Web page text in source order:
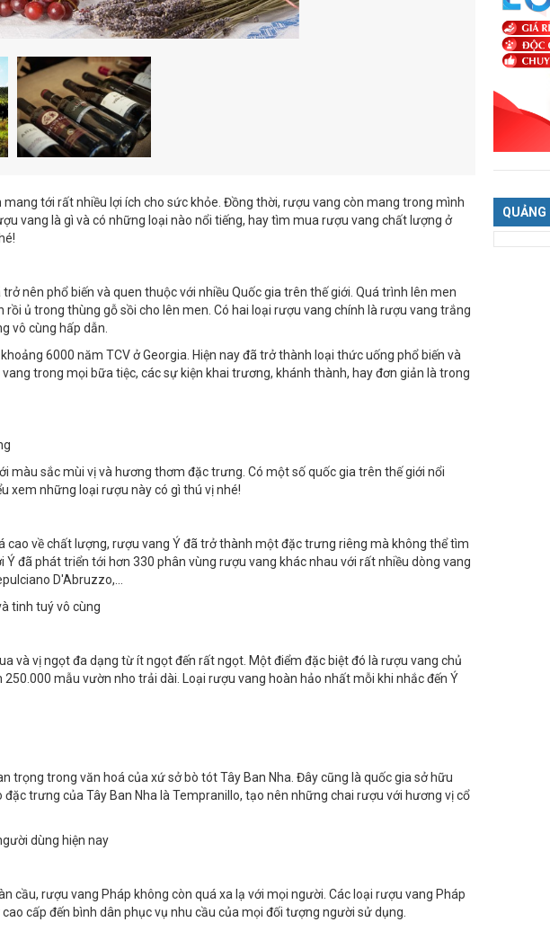
tới rất nhiều lợi ích cho sức khỏe. Đồng thời, rượu vang còn mang trong mình
vang là gì và có những loại nào nổi tiếng, hay tìm mua rượu vang chất lượng ở
nên phổ biến và quen thuộc với nhiều Quốc gia trên thế giới. Quá trình lên men
ủ trong thùng gỗ sồi cho lên men. Có hai loại rượu vang chính là rượu vang trắng
vô cùng hấp dẫn.
6000 năm TCV ở Georgia. Hiện nay đã trở thành loại thức uống phổ biến và
trong mọi bữa tiệc, các sự kiện khai trương, khánh thành, hay đơn giản là trong
màu sắc mùi vị và hương thơm đặc trưng. Có một số quốc gia trên thế giới nổi
xem những loại rượu này có gì thú vị nhé!
cao về chất lượng, rượu vang Ý đã trở thành một đặc trưng riêng mà không thể tìm
đã phát triển tới hơn 330 phân vùng rượu vang khác nhau với rất nhiều dòng vang
D'Abruzzo,...
tinh tuý vô cùng
và vị ngọt đa dạng từ ít ngọt đến rất ngọt. Một điểm đặc biệt đó là rượu vang chủ
mẫu vườn nho trải dài. Loại rượu vang hoàn hảo nhất mỗi khi nhắc đến Ý
trọng trong văn hoá của xứ sở bò tót Tây Ban Nha. Đây cũng là quốc gia sở hữu
trưng của Tây Ban Nha là Tempranillo, tạo nên những chai rượu với hương vị cổ
dùng hiện nay
cầu, rượu vang Pháp không còn quá xa lạ với mọi người. Các loại rượu vang Pháp
cấp đến bình dân phục vụ nhu cầu của mọi đối tượng người sử dụng.
QUẢNG